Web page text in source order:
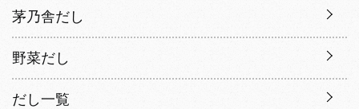
茅乃舎だし
野菜だし
だし一覧